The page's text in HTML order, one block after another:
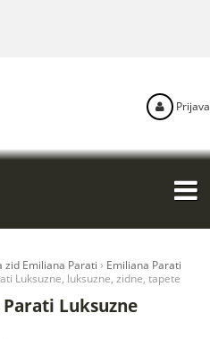
zid Emiliana Parati › Emiliana Parati
Luksuzne, luksuzne, zidne, tapete
Luksuzne
Prijava